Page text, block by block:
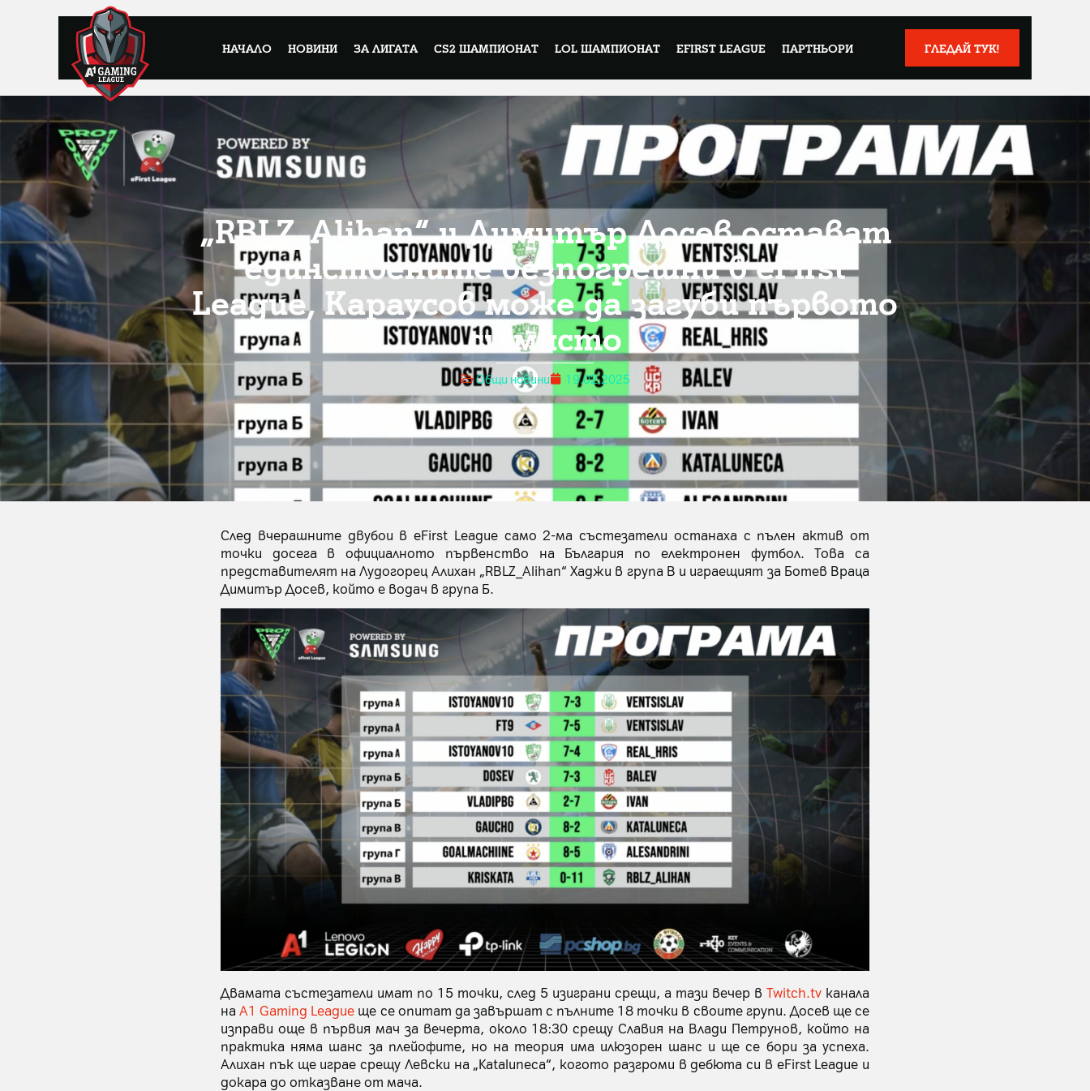
НАЧАЛО НОВИНИ ЗА ЛИГАТА CS2 ШАМПИОНАТ LOL ШАМПИОНАТ EFIRST LEAGUE ПАРТНЬОРИ ГЛЕДАЙ ТУК!
„RBLZ_Alihan“ и Димитър Досев остават
единствените безпогрешни в eFirst
League, Караусов може да загуби първото
си място
Общи новини 19.02.2025
След вчерашните двубои в eFirst League само 2-ма състезатели останаха с пълен актив от
точки досега в официалното първенство на България по електронен футбол. Това са
представителят на Лудогорец Алихан „RBLZ_Alihan“ Хаджи в група В и играещият за Ботев Враца
Димитър Досев, който е водач в група Б.
Двамата състезатели имат по 15 точки, след 5 изиграни срещи, а тази вечер в Twitch.tv канала
наA1 Gaming League ще се опитат да завършат с пълните 18 точки в своите групи. Досев ще се
изправи още в първия мач за вечерта, около 18:30 срещу Славия на Влади Петрунов, който на
практика няма шанс за плейофите, но на теория има илюзорен шанс и ще се бори за успеха.
Алихан пък ще играе срещу Левски на „Kataluneca“, когото разгроми в дебюта си в eFirst League и
докара до отказване от мача.